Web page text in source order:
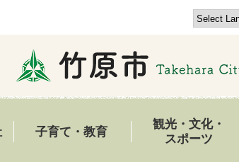
子育て・教育
観光・文化・
スポーツ